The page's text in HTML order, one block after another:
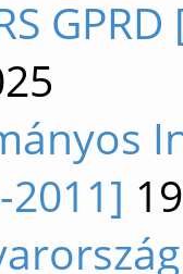
GPRD
2011]